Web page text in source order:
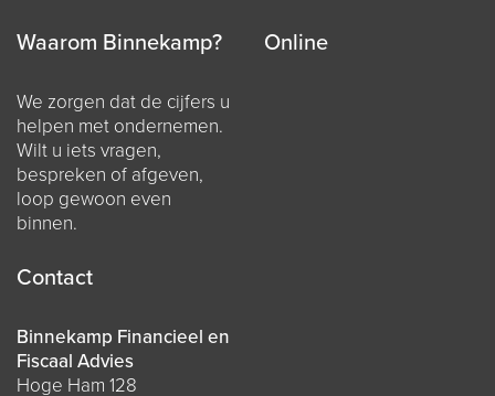
Waarom Binnekamp?
We zorgen dat de cijfers u
helpen met ondernemen.
Wilt u iets vragen,
bespreken of afgeven,
loop gewoon even
binnen.
Online
Contact
Binnekamp Financieel en
Fiscaal Advies
Hoge Ham 128